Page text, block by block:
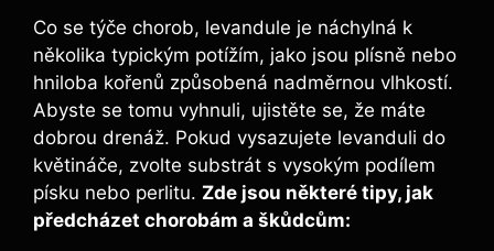
Co se týče chorob, levandule je náchylná k
několika typickým potížím, jako jsou plísně nebo
hniloba kořenů způsobená nadměrnou vlhkostí.
Abyste se tomu vyhnuli, ujistěte se, že máte
dobrou drenáž. Pokud vysazujete levanduli do
květináče, zvolte substrát s vysokým podílem
písku nebo perlitu. Zde jsou některé tipy, jak
předcházet chorobám a škůdcům: